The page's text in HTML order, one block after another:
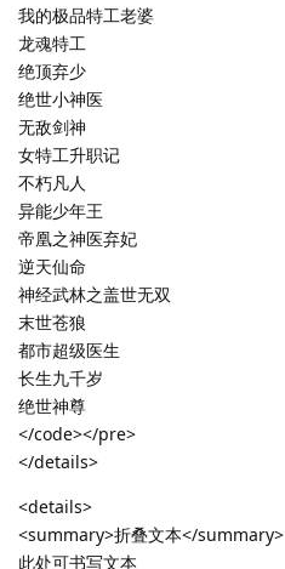
我的极品特工老婆
龙魂特工
绝顶弃少
绝世小神医
无敌剑神
女特工升职记
不朽凡人
异能少年王
帝凰之神医弃妃
逆天仙命
神经武林之盖世无双
末世苍狼
都市超级医生
长生九千岁
绝世神尊
</code></pre>
</details>
<details>
<summary>折叠文本</summary>
此处可书写文本